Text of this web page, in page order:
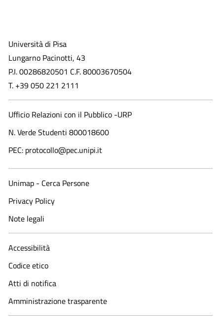
Università di Pisa
Lungarno Pacinotti, 43
P.I. 00286820501 C.F. 80003670504
T. +39 050 221 2111
Ufficio Relazioni con il Pubblico -URP
N. Verde Studenti 800018600​
PEC: protocollo@pec.unipi.it
Unimap - Cerca Persone
Privacy Policy
Note legali
Accessibilità
Codice etico
Atti di notifica
Amministrazione trasparente